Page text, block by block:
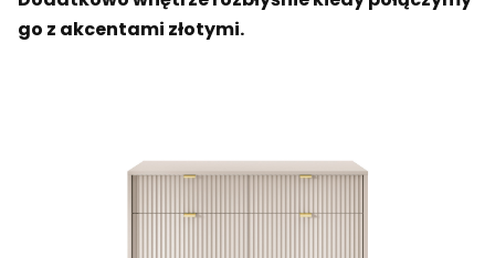
go z akcentami złotymi.